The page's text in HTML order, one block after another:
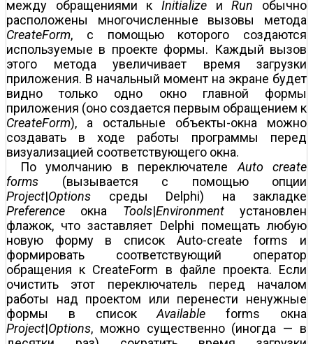
между обращениями к Initialize иRun обычно
расположены многочисленные вызовы метода
CreateForm, с помощью которого создаются
используемые в проекте формы. Каждый вызов
этого метода увеличивает время загрузки
приложения. В начальный момент на экране будет
видно только одно окно главной формы
приложения (оно создается первым обращением к
CreateForm), а остальные объекты-окна можно
создавать в ходе работы программы перед
визуализацией соответствующего окна.
По умолчанию в переключателеAuto create
forms (вызывается с помощью опции
Project|Options среды Delphi) на закладке
Preference окна Tools|Environmentустановлен
флажок, что заставляет Delphi помещать любую
новую форму в список Auto-create forms и
формировать соответствующий оператор
обращения к CreateForm в файле проекта. Если
очистить этот переключатель перед началом
работы над проектом или перенести ненужные
формы в списокAvailable forms окна
Project|Options, можно существенно (иногда — в